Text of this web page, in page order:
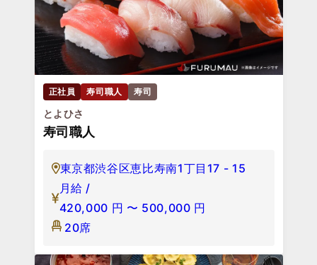
正社員 寿司職人 寿司
とよひさ
寿司職人
東京都渋谷区恵比寿南1丁目17 - 15
月給 /
420,000 円 〜 500,000 円
20席